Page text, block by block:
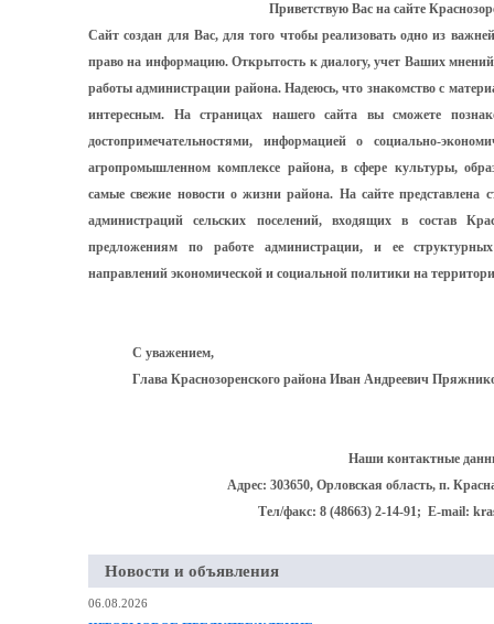
Приветствую Вас на сайте
Сайт создан для Вас, для того чтобы реализовать одно из
право на информацию. Открытость к диалогу, учет Ваших
работы администрации района. Надеюсь, что знакомство с
интересным. На страницах нашего сайта вы сможете
достопримечательностями, информацией о социально-
агропромышленном комплексе района, в сфере культуры,
самые свежие новости о жизни района. На сайте представлена
администраций сельских поселений, входящих в состав
предложениям по работе администрации, и ее
направлений экономической и социальной политики на
С уважением,
Глава Краснозоренского района Иван Андреевич
Наши контактные
Адрес: 303650, Орловская область, п.
Тел/факс: 8 (48663) 2-14-91; E-mail:
Новости и объявления
06.08.2026